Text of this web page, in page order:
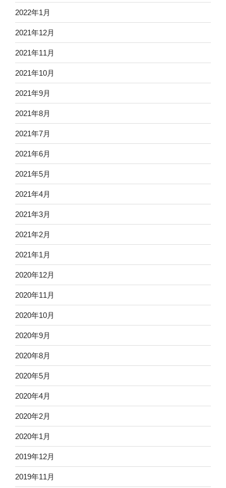
2022年1月
2021年12月
2021年11月
2021年10月
2021年9月
2021年8月
2021年7月
2021年6月
2021年5月
2021年4月
2021年3月
2021年2月
2021年1月
2020年12月
2020年11月
2020年10月
2020年9月
2020年8月
2020年5月
2020年4月
2020年2月
2020年1月
2019年12月
2019年11月